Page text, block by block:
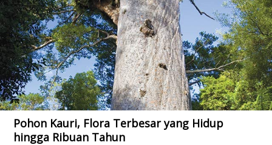
Pohon Kauri, Flora Terbesar yang Hidup
hingga Ribuan Tahun